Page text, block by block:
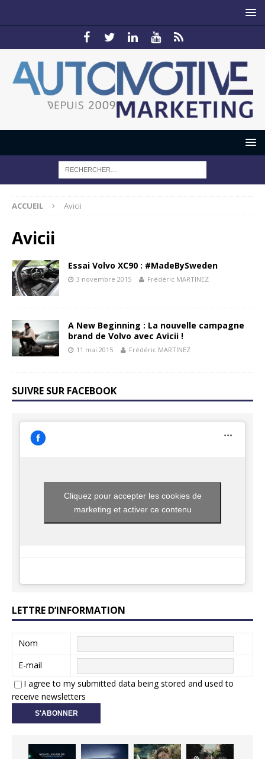
ACCUEIL Avicii
Avicii
Essai Volvo XC90 : #MadeBySweden
3 novembre 2015 Frédéric MARTINEZ
A New Beginning : La nouvelle campagne
brand de Volvo avec Avicii !
11 mai 2015 Frédéric MARTINEZ
SUIVRE SUR FACEBOOK
Cliquez pour accepter les cookies de
marketing et activer ce contenu
LETTRE D’INFORMATION
Nom
E-mail
I agree to my submitted data being stored and used to
receive newsletters